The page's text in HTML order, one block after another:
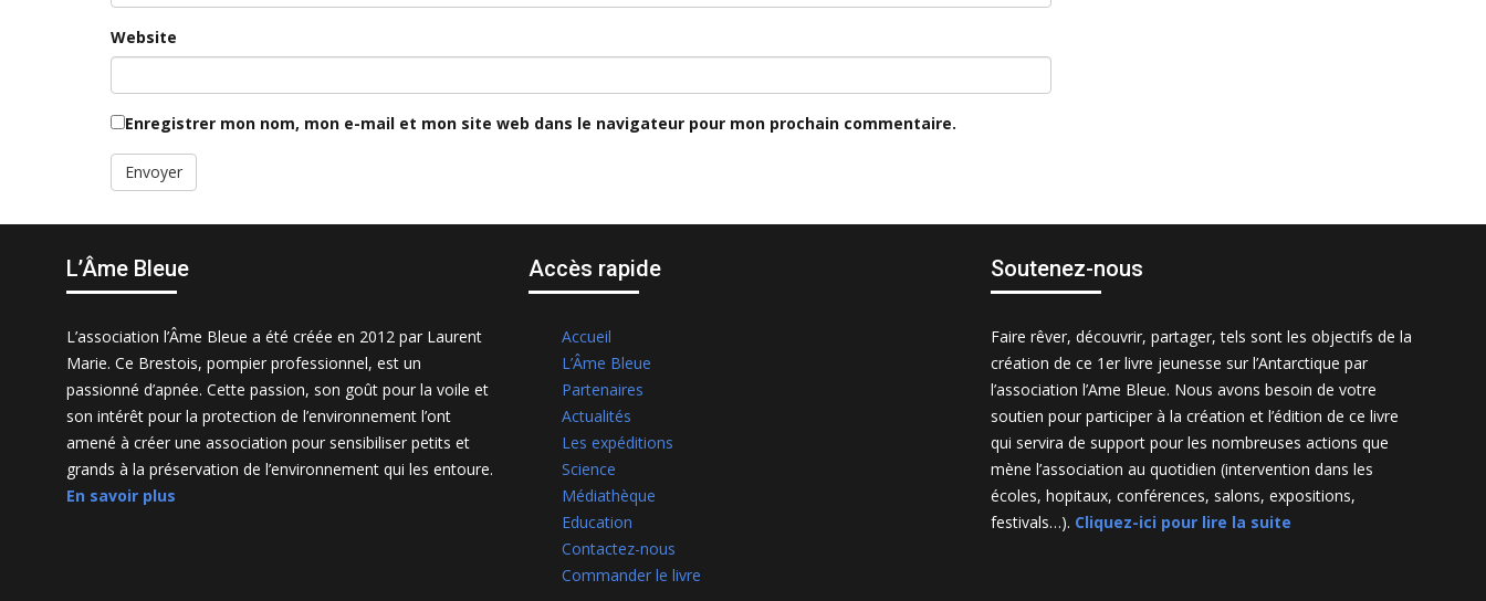
Website
Enregistrer mon nom, mon e-mail et mon site web dans le navigateur pour mon prochain commentaire.
L’Âme Bleue
L’association l’Âme Bleue a été créée en 2012 par Laurent
Marie. Ce Brestois, pompier professionnel, est un
passionné d’apnée. Cette passion, son goût pour la voile et
son intérêt pour la protection de l’environnement l’ont
amené à créer une association pour sensibiliser petits et
grands à la préservation de l’environnement qui les entoure.
En savoir plus
Accès rapide
Accueil
L’Âme Bleue
Partenaires
Actualités
Les expéditions
Science
Médiathèque
Education
Contactez-nous
Commander le livre
Soutenez-nous
Faire rêver, découvrir, partager, tels sont les objectifs de la
création de ce 1er livre jeunesse sur l’Antarctique par
l’association l’Ame Bleue. Nous avons besoin de votre
soutien pour participer à la création et l’édition de ce livre
qui servira de support pour les nombreuses actions que
mène l’association au quotidien (intervention dans les
écoles, hopitaux, conférences, salons, expositions,
festivals…). Cliquez-ici pour lire la suite